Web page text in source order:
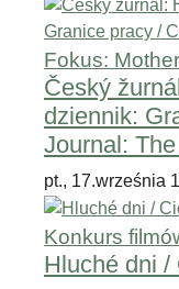
Fokus:
Český
dziennik:
Journal:
pt., 17.września
Konkurs
Hluché dni /